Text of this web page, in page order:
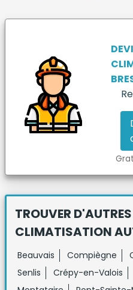
TROUVER
CLIMATISATION
Beauvais Compiègne
Senlis
Crépy-en-Valois